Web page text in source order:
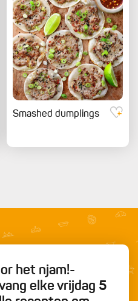
Smashed dumplings
het njam!-
elke vrijdag 5